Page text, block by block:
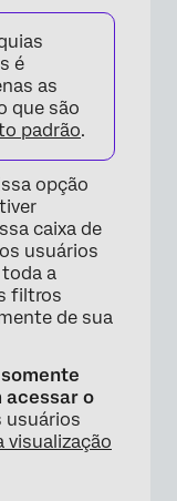
é
as
que são
padrão.
opção
caixa de
usuários
a
filtros
de sua
acessar o
usuários
visualização